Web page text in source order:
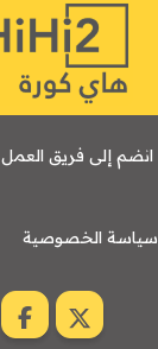
انضم إلى فريق العمل
سياسة الخصوصية